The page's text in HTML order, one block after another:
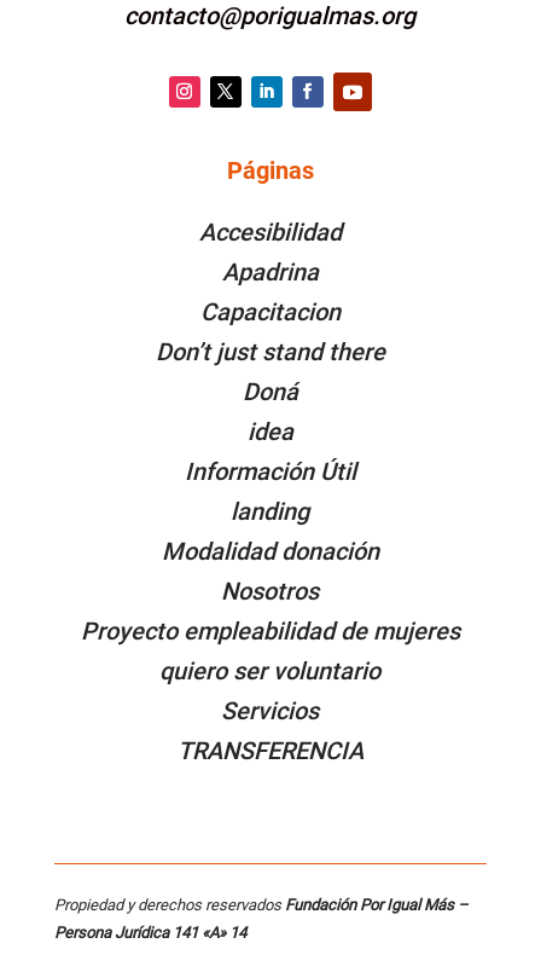
contacto@porigualmas.org
Facebook
Páginas
Accesibilidad
Apadrina
Capacitacion
Don’t just stand there
Doná
idea
Información Útil
landing
Modalidad donación
Nosotros
Proyecto empleabilidad de mujeres
quiero ser voluntario
Servicios
TRANSFERENCIA
Propiedad y derechos reservados Fundación Por Igual Más –
Persona Jurídica 141 «A» 14